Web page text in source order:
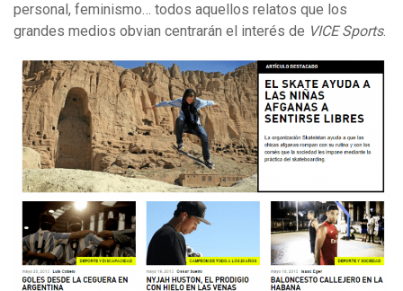
personal, feminismo… todos aquellos relatos que los
grandes medios obvian centrarán el interés de VICE Sports.